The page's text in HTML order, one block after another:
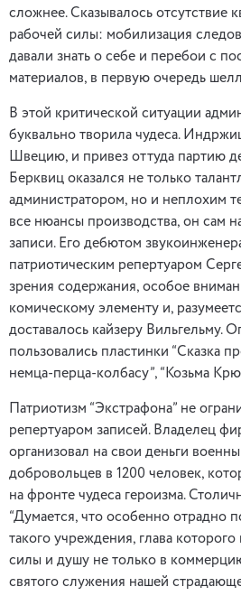
сложнее. Сказывалось отсутствие
рабочей силы: мобилизация
давали знать о себе и перебои с
материалов, в первую очередь
В этой критической ситуации
буквально творила чудеса.
Швецию, и привез оттуда партию
Берквиц оказался не только
администратором, но и неплохим
все нюансы производства, он сам
записи. Его дебютом
патриотическим репертуаром
зрения содержания, особое
комическому элементу и,
доставалось кайзеру Вильгельму.
пользовались пластинки “Сказка
немца-перца-колбасу”, “Козьма
Патриотизм “Экстрафона” не
репертуаром записей. Владелец
организовал на свои деньги
добровольцев в 1200 человек,
на фронте чудеса героизма.
“Думается, что особенно отрадно
такого учреждения, глава
силы и душу не только в
святого служения нашей